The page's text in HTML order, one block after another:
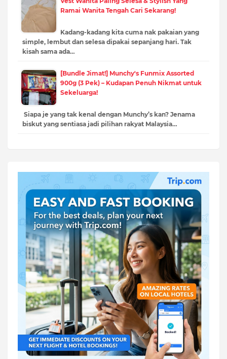
Ramai Wanita Tengah Cari Sekarang!
Kadang-kadang kita cuma nak pakaian yang
simple, lembut dan selesa dipakai sepanjang hari. Tak
kisah sama ada…
[Bundle Jimat!] Munchy's Funmix Assorted
900g (3 Pek) – Kudapan Penuh Nikmat untuk
Sekeluarga!
Siapa je yang tak kenal dengan Munchy’s kan? Jenama
biskut yang sentiasa jadi pilihan rakyat Malaysia…